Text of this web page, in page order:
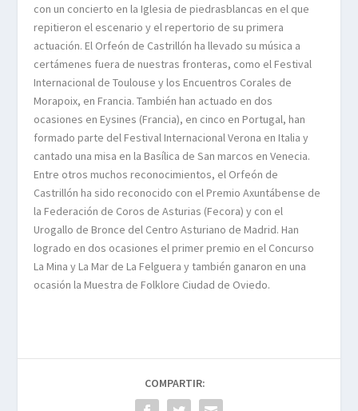
con un concierto en la Iglesia de piedrasblancas en el que
repitieron el escenario y el repertorio de su primera
actuación. El Orfeón de Castrillón ha llevado su música a
certámenes fuera de nuestras fronteras, como el Festival
Internacional de Toulouse y los Encuentros Corales de
Morapoix, en Francia. También han actuado en dos
ocasiones en Eysines (Francia), en cinco en Portugal, han
formado parte del Festival Internacional Verona en Italia y
cantado una misa en la Basílica de San marcos en Venecia.
Entre otros muchos reconocimientos, el Orfeón de
Castrillón ha sido reconocido con el Premio Axuntábense de
la Federación de Coros de Asturias (Fecora) y con el
Urogallo de Bronce del Centro Asturiano de Madrid. Han
logrado en dos ocasiones el primer premio en el Concurso
La Mina y La Mar de La Felguera y también ganaron en una
ocasión la Muestra de Folklore Ciudad de Oviedo.
COMPARTIR: